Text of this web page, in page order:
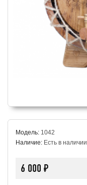
Модель: 1042
Наличие: Есть в наличии
6 000 ₽